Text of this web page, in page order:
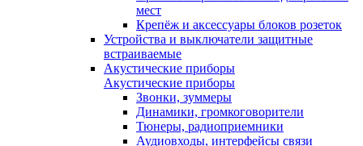
мест
Крепёж и аксессуары блоков розеток
Устройства и выключатели защитные
встраиваемые
Акустические приборы
Акустические приборы
Звонки, зуммеры
Динамики, громкоговорители
Тюнеры, радиоприемники
Аудиовходы, интерфейсы связи